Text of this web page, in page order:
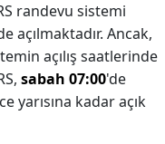
randevu sistemi
açılmaktadır. Ancak,
açılış saatlerinde
sabah 07:00'de
yarısına kadar açık